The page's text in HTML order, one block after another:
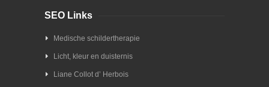
SEO Links
Medische schildertherapie
Licht, kleur en duisternis
Liane Collot d’ Herbois